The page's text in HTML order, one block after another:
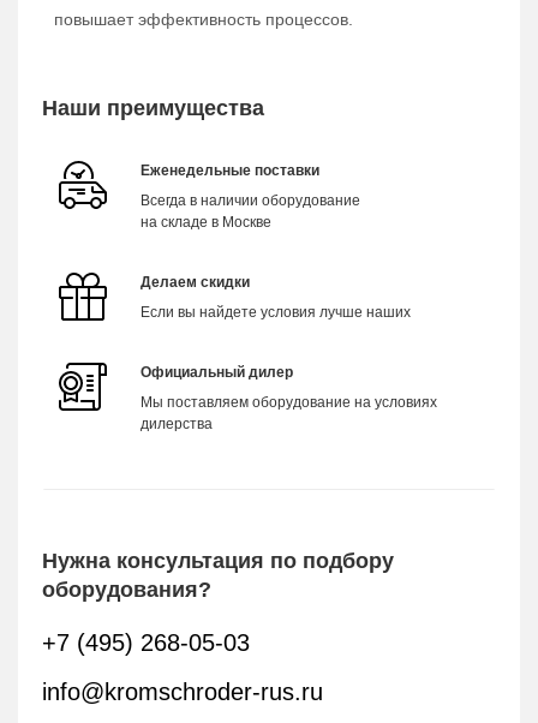
повышает эффективность процессов.
Наши преимущества
Еженедельные поставки
Всегда в наличии оборудование
на складе в Москве
Делаем скидки
Если вы найдете условия лучше наших
Официальный дилер
Мы поставляем оборудование на условиях
дилерства
Нужна консультация по подбору
оборудования?
+7 (495) 268-05-03
info@kromschroder-rus.ru